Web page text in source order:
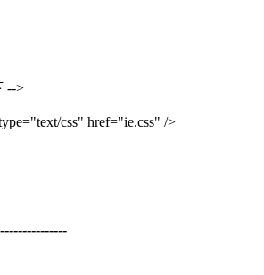
-->
css" href="ie.css" />